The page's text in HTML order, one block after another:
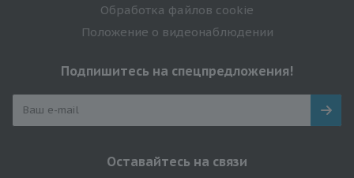
Обработка файлов cookie
Положение о видеонаблюдении
Подпишитесь на спецпредложения!
Оставайтесь на связи